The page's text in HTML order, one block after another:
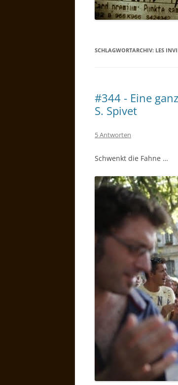
SCHLAGWORTARCHIV: LES
#344 - Eine
S. Spivet
5 Antworten
Schwenkt die Fahne …